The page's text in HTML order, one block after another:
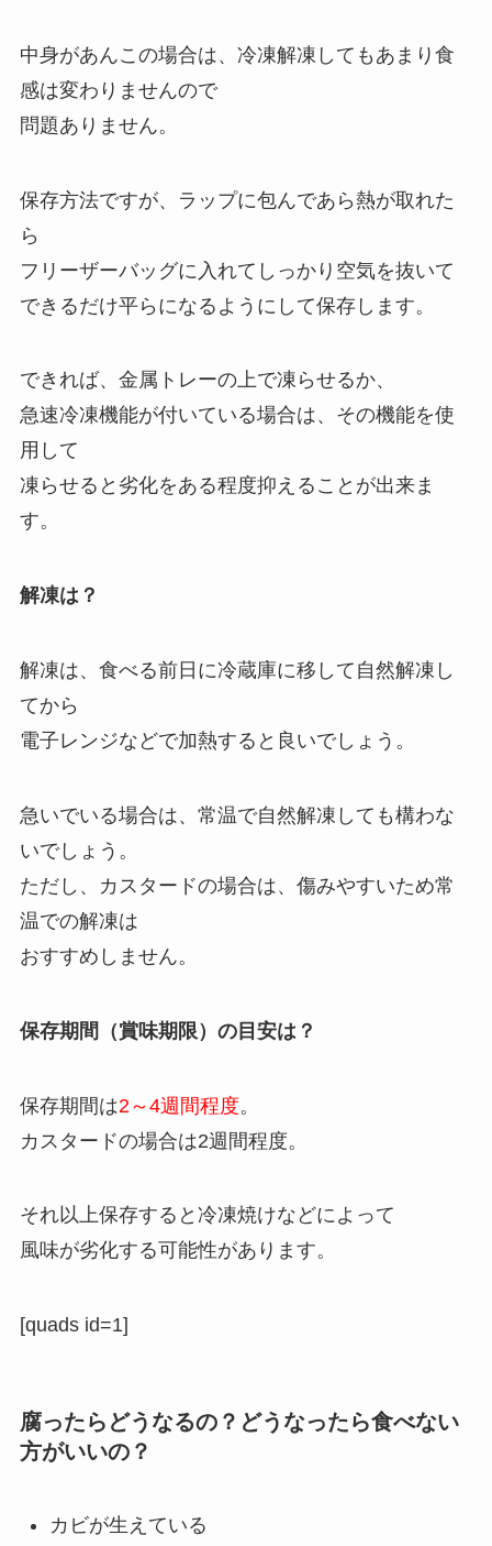
中身があんこの場合は、冷凍解凍してもあまり食
感は変わりませんので
問題ありません。
保存方法ですが、ラップに包んであら熱が取れた
ら
フリーザーバッグに入れてしっかり空気を抜いて
できるだけ平らになるようにして保存します。
できれば、金属トレーの上で凍らせるか、
急速冷凍機能が付いている場合は、その機能を使
用して
凍らせると劣化をある程度抑えることが出来ま
す。
解凍は？
解凍は、食べる前日に冷蔵庫に移して自然解凍し
てから
電子レンジなどで加熱すると良いでしょう。
急いでいる場合は、常温で自然解凍しても構わな
いでしょう。
ただし、カスタードの場合は、傷みやすいため常
温での解凍は
おすすめしません。
保存期間（賞味期限）の目安は？
保存期間は2～4週間程度。
カスタードの場合は2週間程度。
それ以上保存すると冷凍焼けなどによって
風味が劣化する可能性があります。
[quads id=1]
腐ったらどうなるの？どうなったら食べない
方がいいの？
カビが生えている